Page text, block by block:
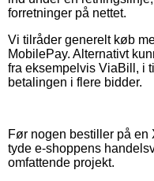
forretninger på nettet.
Vi tilråder generelt køb
MobilePay. Alternativt
fra eksempelvis ViaBill, i
betalingen i flere bidder.
Før nogen bestiller på
tyde e-shoppens
omfattende projekt.